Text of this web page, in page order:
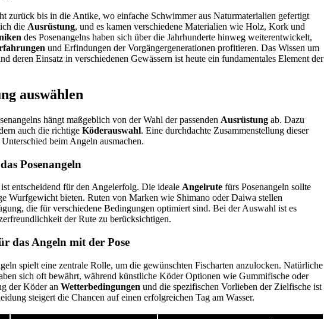
zurück bis in die Antike, wo einfache Schwimmer aus Naturmaterialien gefertigt
die Ausrüstung, und es kamen verschiedene Materialien wie Holz, Kork und
des Posenangelns haben sich über die Jahrhunderte hinweg weiterentwickelt,
und Erfindungen der Vorgängergenerationen profitieren. Das Wissen um
deren Einsatz in verschiedenen Gewässern ist heute ein fundamentales Element der
auswählen
hängt maßgeblich von der Wahl der passenden Ausrüstung ab. Dazu
auch die richtige Köderauswahl. Eine durchdachte Zusammenstellung dieser
beim Angeln ausmachen.
Posenangeln
ist entscheidend für den Angelerfolg. Die ideale Angelrute fürs Posenangeln sollte
Wurfgewicht bieten. Ruten von Marken wie Shimano oder Daiwa stellen
die für verschiedene Bedingungen optimiert sind. Bei der Auswahl ist es
der Rute zu berücksichtigen.
das Angeln mit der Pose
spielt eine zentrale Rolle, um die gewünschten Fischarten anzulocken. Natürliche
sich oft bewährt, während künstliche Köder Optionen wie Gummifische oder
der Köder an Wetterbedingungen und die spezifischen Vorlieben der Zielfische ist
steigert die Chancen auf einen erfolgreichen Tag am Wasser.